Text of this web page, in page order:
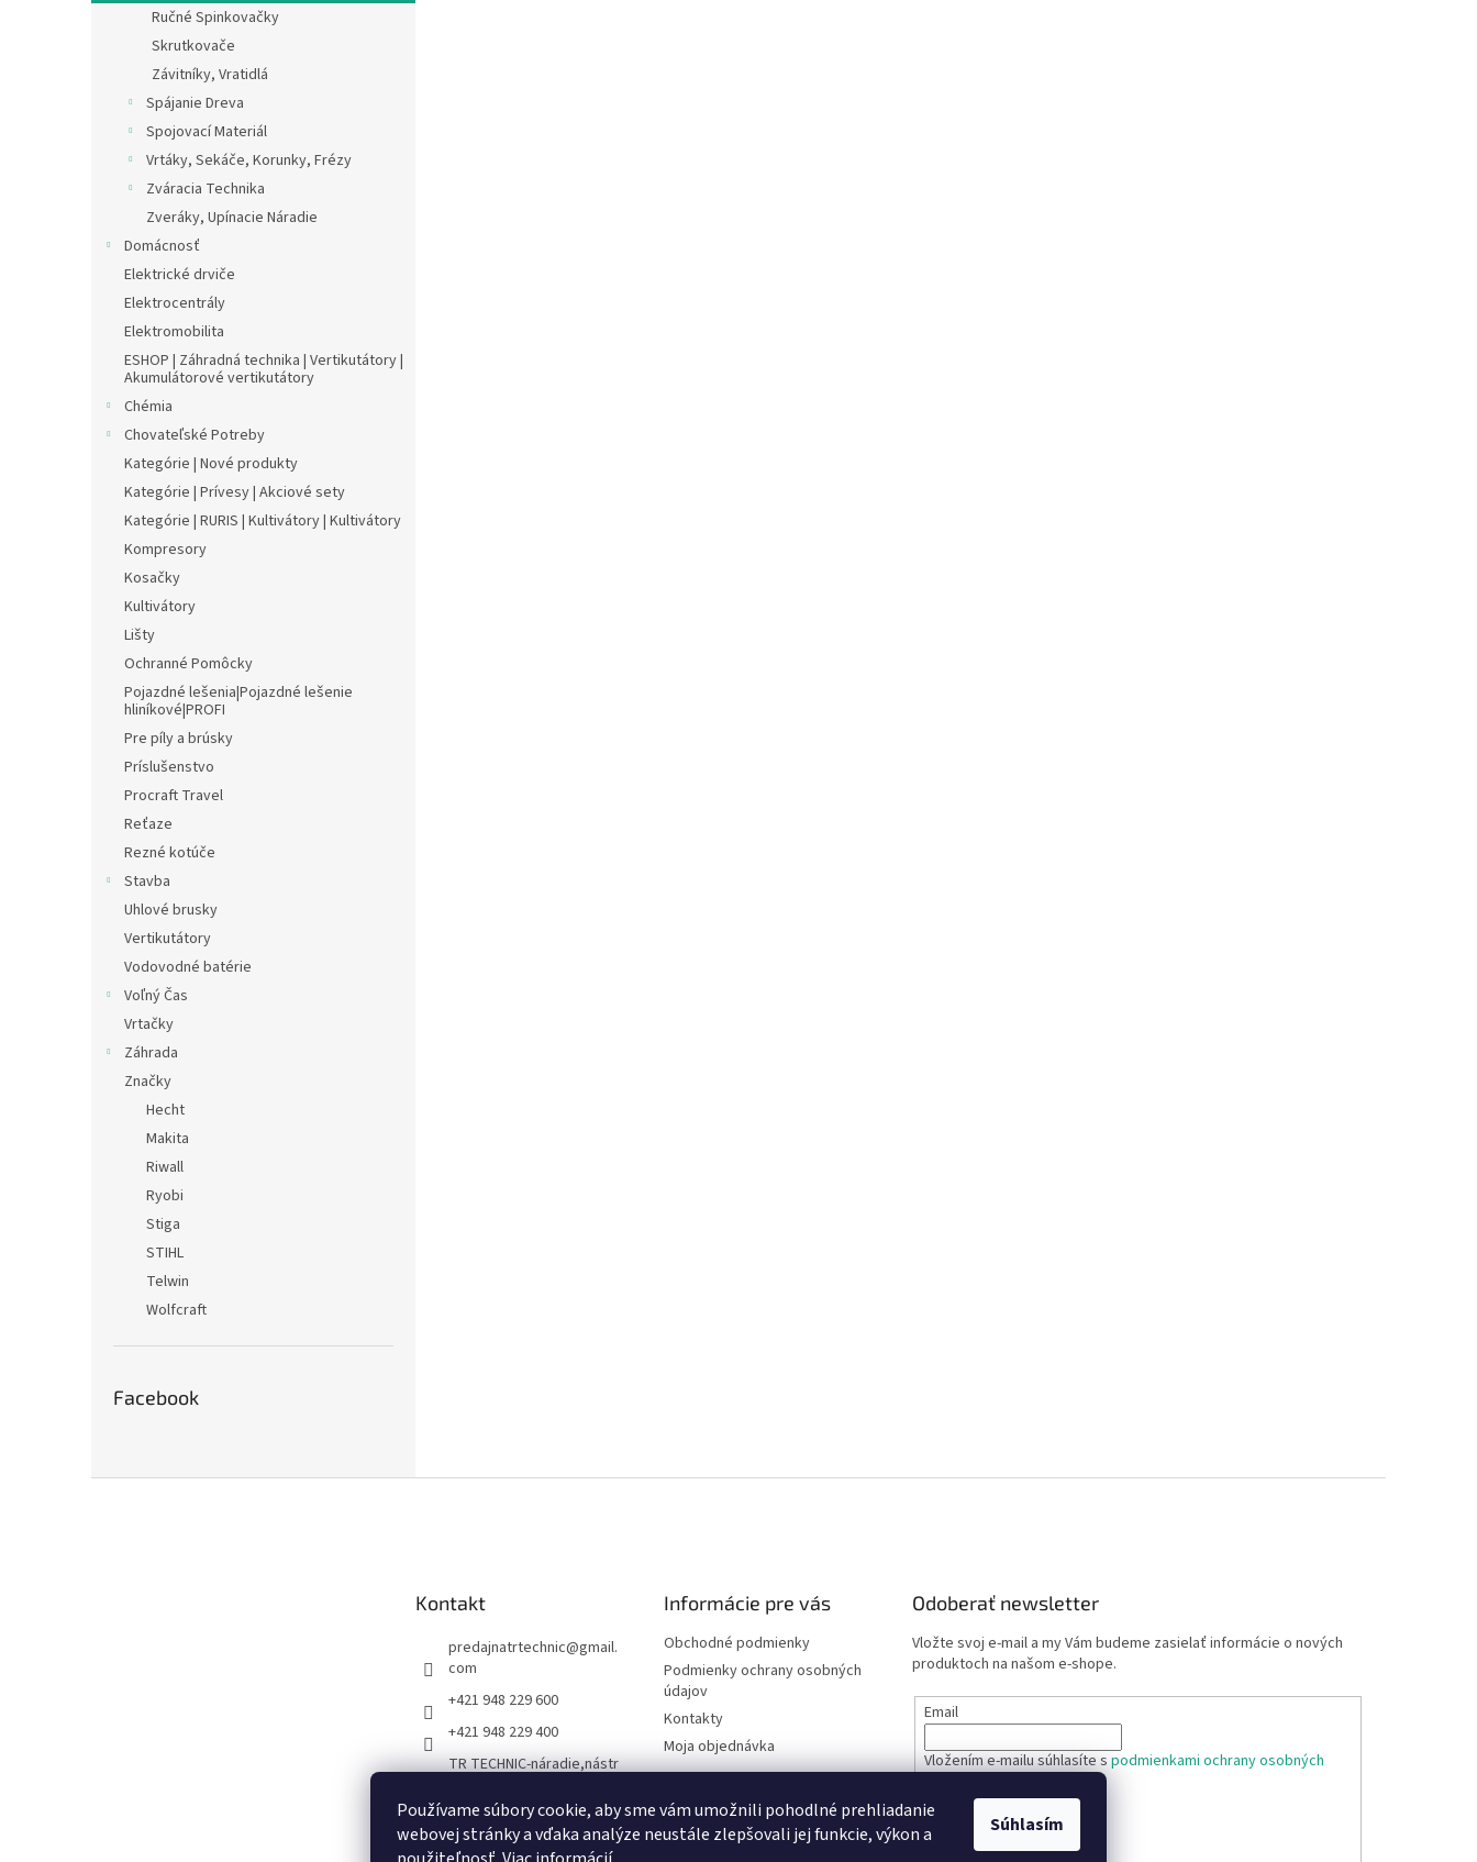
Používame súbory cookie, aby sme vám umožnili pohodlné prehliadanie
webovej stránky a vďaka analýze neustále zlepšovali jej funkcie, výkon a
Súhlasím
Ručné Spinkovačky
Skrutkovače
Závitníky, Vratidlá
Spájanie Dreva
Spojovací Materiál
Vrtáky, Sekáče, Korunky, Frézy
Zváracia Technika
Zveráky, Upínacie Náradie
Domácnosť
Elektrické drviče
Elektrocentrály
Elektromobilita
ESHOP | Záhradná technika | Vertikutátory |
Akumulátorové vertikutátory
Chémia
Chovateľské Potreby
Kategórie | Nové produkty
Kategórie | Prívesy | Akciové sety
Kategórie | RURIS | Kultivátory | Kultivátory
Kompresory
Kosačky
Kultivátory
Lišty
Ochranné Pomôcky
Pojazdné lešenia|Pojazdné lešenie
hliníkové|PROFI
Pre píly a brúsky
Príslušenstvo
Procraft Travel
Reťaze
Rezné kotúče
Stavba
Uhlové brusky
Vertikutátory
Vodovodné batérie
Voľný Čas
Vrtačky
Záhrada
Značky
Hecht
Makita
Riwall
Ryobi
Stiga
STIHL
Telwin
Wolfcraft
Facebook
Kontakt
predajnatrtechnic@gmail.
com
+421 948 229 600
+421 948 229 400
TR TECHNIC-náradie,nástr
radná technika a viac
predajnatrtechnic
Informácie pre vás
Obchodné podmienky
Podmienky ochrany osobných
údajov
Kontakty
Moja objednávka
Odoberať newsletter
Vložte svoj e-mail a my Vám budeme zasielať informácie o nových
produktoch na našom e-shope.
Email
Vložením e-mailu súhlasíte spodmienkami ochrany osobných
PRIHLÁSIŤ SA